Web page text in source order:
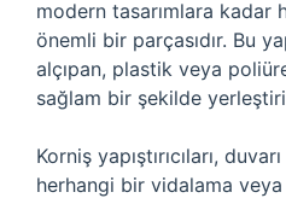
modern tasarımlara kadar
önemli bir parçasıdır. Bu
alçıpan, plastik veya
sağlam bir şekilde
Korniş yapıştırıcıları,
herhangi bir vidalama